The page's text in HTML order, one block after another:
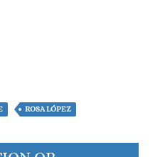
ROSA LÓPEZ